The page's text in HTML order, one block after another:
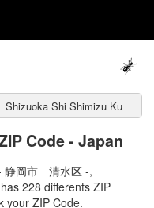
Shizuoka Shi Shimizu Ku
Code - Japan
静岡市 清水区 -,
228 differents ZIP
your ZIP Code.